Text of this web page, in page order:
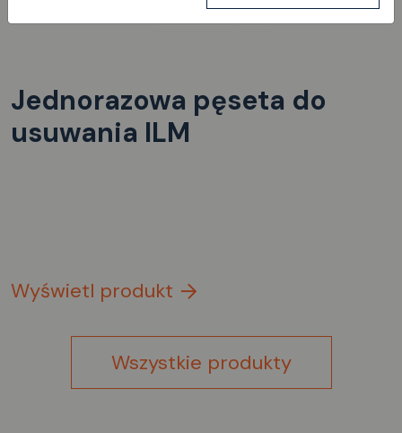
Jednorazowa pęseta do
usuwania ILM
Wyświetl produkt
Wszystkie produkty